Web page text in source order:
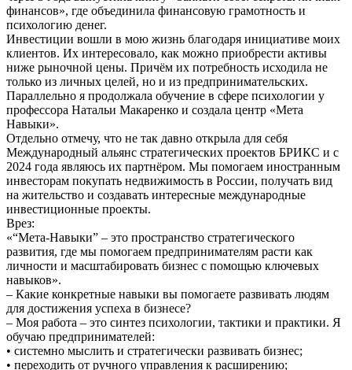
финансов», где объединила финансовую грамотность и
психологию денег.
Инвестиции вошли в мою жизнь благодаря инициативе моих
клиентов. Их интересовало, как можно приобрести активы
ниже рыночной цены. Причём их потребность исходила не
только из личных целей, но и из предпринимательских.
Параллельно я продолжала обучение в сфере психологии у
профессора Натальи Макаренко и создала центр «Мета
Навыки».
Отдельно отмечу, что не так давно открыла для себя
Международный альянс стратегических проектов БРИКС и с
2024 года являюсь их партнёром. Мы помогаем иностранным
инвесторам покупать недвижимость в России, получать вид
на жительство и создавать интересные международные
инвестиционные проекты.
Врез:
«“Мета-Навыки” – это пространство стратегического
развития, где мы помогаем предпринимателям расти как
личности и масштабировать бизнес с помощью ключевых
навыков».
– Какие конкретные навыки вы помогаете развивать людям
для достижения успеха в бизнесе?
– Моя работа – это синтез психологии, тактики и практики. Я
обучаю предпринимателей:
• системно мыслить и стратегически развивать бизнес;
• переходить от ручного управления к расширению;